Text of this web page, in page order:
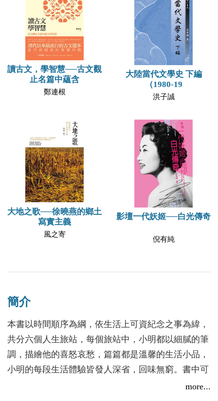
讀古文，學智慧──古文觀
止名篇中蘊含
鄭連根
大陸當代文學史 下編
（1980-19
洪子誠
大地之歌──徐曉燕的鄉土
寫實主義
風之寄
影壇一代妖姬──白光傳奇
倪有純
簡介
本書以時間順序為綱，依生活上可資紀念之事為緯，
共分六個人生旅站，每個旅站中，小明都以細膩的筆
調，描繪他的喜怒哀愁，篇篇都是溫馨的生活小品，
小明的每段生活體驗皆發人深省，回味無窮。書中可
見他為人生理想預做準備，雖然計畫趕不上變化，但
more...